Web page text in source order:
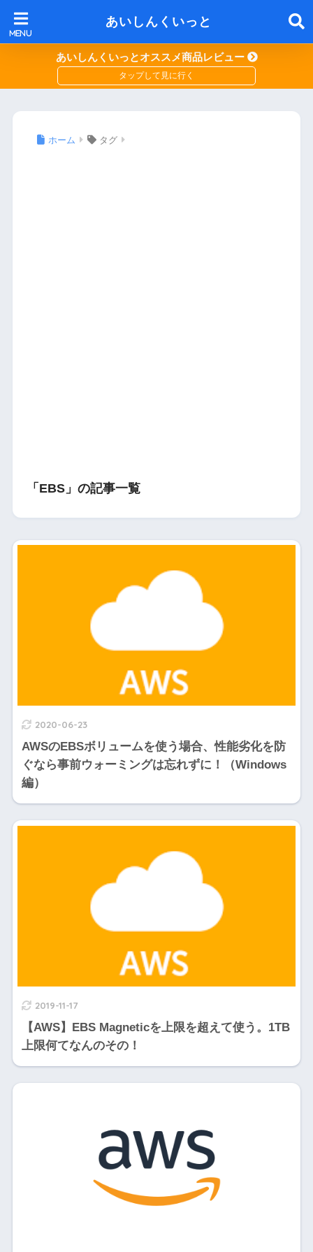
あいしんくいっと
あいしんくいっとオススメ商品レビュー
ホーム タグ
「EBS」の記事一覧
2020-06-23
AWSのEBSボリュームを使う場合、性能劣化を防
ぐなら事前ウォーミングは忘れずに！（Windows
編）
2019-11-17
【AWS】EBS Magneticを上限を超えて使う。1TB
上限何てなんのその！